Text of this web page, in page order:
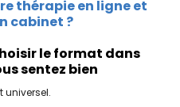
thérapie en ligne et
cabinet ?
le format dans
sentez bien
universel.